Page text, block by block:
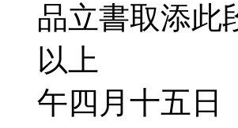
品立書取添此
以上
午四月十五日